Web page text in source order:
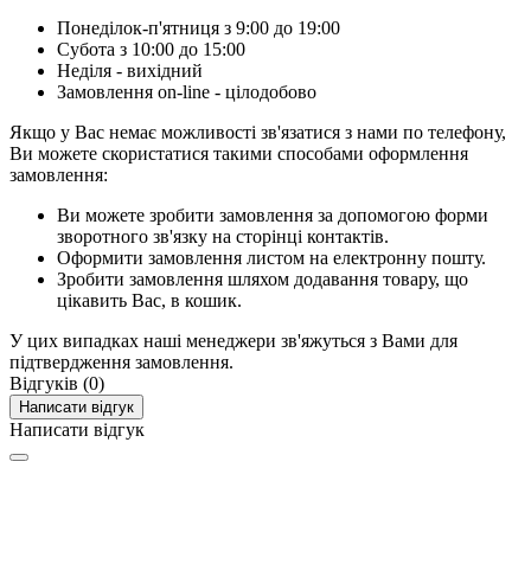
Понеділок-п'ятниця з 9:00 до 19:00
Субота з 10:00 до 15:00
Неділя - вихідний
Замовлення on-line - цілодобово
Якщо у Вас немає можливості зв'язатися з нами по телефону,
Ви можете скористатися такими способами оформлення
замовлення:
Ви можете зробити замовлення за допомогою форми
зворотного зв'язку на сторінці контактів.
Оформити замовлення листом на електронну пошту.
Зробити замовлення шляхом додавання товару, що
цікавить Вас, в кошик.
У цих випадках наші менеджери зв'яжуться з Вами для
підтвердження замовлення.
Відгуків (0)
Написати відгук
Написати відгук